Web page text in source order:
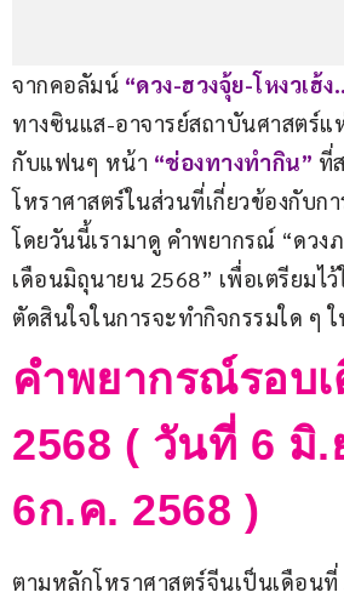
จากคอลัมน์ “ดวง-ฮวงจุ้ย-โหงวเฮ้
ทางซินแส-อาจารย์สถาบันศาสตร์แ
กับแฟนๆ หน้า “ช่องทางทำกิน” ที่
โหราศาสตร์ในส่วนที่เกี่ยวข้องกับก
โดยวันนี้เรามาดู คำพยากรณ์ “ดวง
เดือนมิถุนายน 2568” เพื่อเตรียมไ
ตัดสินใจในการจะทำกิจกรรมใด ๆ
คำพยากรณ์รอบ
2568 ( วันที่ 6 มิ.
6ก.ค. 2568 )
ตามหลักโหราศาสตร์จีนเป็นเดือนที่